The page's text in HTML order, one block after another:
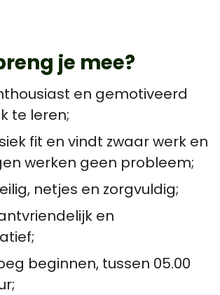
je mee?
en gemotiveerd
te leren;
fit en vindt zwaar werk en
werken geen probleem;
netjes en zorgvuldig;
en
beginnen, tussen 05.00